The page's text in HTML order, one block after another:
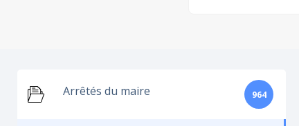
Arrêtés du maire 964